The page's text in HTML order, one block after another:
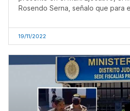
Rosendo Serna, señalo que para
19/11/2022